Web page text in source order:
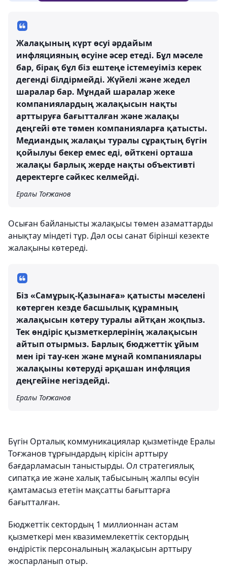
Жалақының күрт өсуі әрдайым
инфляцияның өсуіне әсер етеді. Бұл мәселе
бар, бірақ бұл біз ештеңе істемеуіміз керек
дегенді білдірмейді. Жүйелі және жедел
шаралар бар. Мұндай шаралар жеке
компаниялардың жалақысын нақты
арттыруға бағытталған және жалақы
деңгейі өте төмен компанияларға қатысты.
Медиандық жалақы туралы сұрақтың бүгін
қойылуы бекер емес еді, өйткені орташа
жалақы барлық жерде нақты объективті
деректерге сәйкес келмейді.
Ералы Тоғжанов
Осыған байланысты жалақысы төмен азаматтарды
анықтау міндеті тұр. Дәл осы санат бірінші кезекте
жалақыны көтереді.
Біз «Самұрық-Қазынаға» қатысты мәселені
көтерген кезде басшылық құрамның
жалақысын көтеру туралы айтқан жоқпыз.
Тек өндіріс қызметкерлерінің жалақысын
айтып отырмыз. Барлық бюджеттік ұйым
мен ірі тау-кен және мұнай компаниялары
жалақыны көтеруді әрқашан инфляция
деңгейіне негіздейді.
Ералы Тоғжанов
Бүгін Орталық коммуникациялар қызметінде Ералы
Тоғжанов тұрғындардың кірісін арттыру
бағдарламасын таныстырды. Ол стратегиялық
сипатқа ие және халық табысының жалпы өсуін
қамтамасыз ететін мақсатты бағыттарға
бағытталған.
Бюджеттік сектордың 1 миллионнан астам
қызметкері мен квазимемлекеттік сектордың
өндірістік персоналының жалақысын арттыру
жоспарланып отыр.